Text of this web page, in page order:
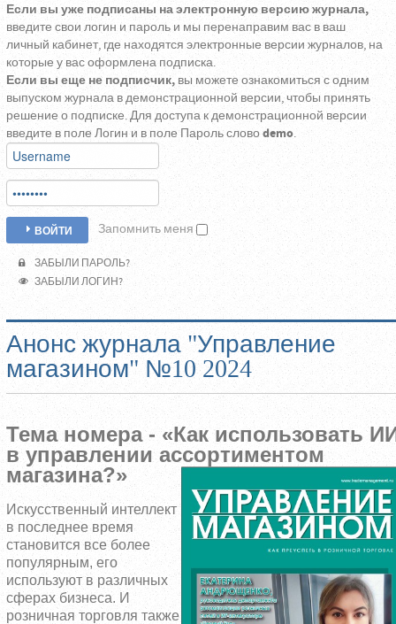
Если вы уже подписаны на электронную версию журнала,
введите свои логин и пароль и мы перенаправим вас в ваш
личный кабинет, где находятся электронные версии журналов, на
которые у вас оформлена подписка.
Если вы еще не подписчик, вы можете ознакомиться с одним
выпуском журнала в демонстрационной версии, чтобы принять
решение о подписке. Для доступа к демонстрационной версии
введите в поле Логин и в поле Пароль словоdemo.
ВОЙТИ Запомнить меня
ЗАБЫЛИ ПАРОЛЬ?
ЗАБЫЛИ ЛОГИН?
Анонс журнала "Управление
магазином" №10 2024
Тема номера - «Как использовать
в управлении ассортиментом
магазина?»
Искусственный интеллект
в последнее время
становится все более
популярным, его
используют в различных
сферах бизнеса. И
розничная торговля также